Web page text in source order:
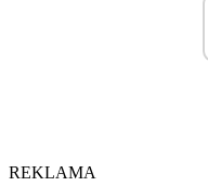
REKLAMA